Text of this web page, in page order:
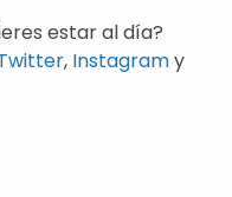
estar al día?
, Instagramy